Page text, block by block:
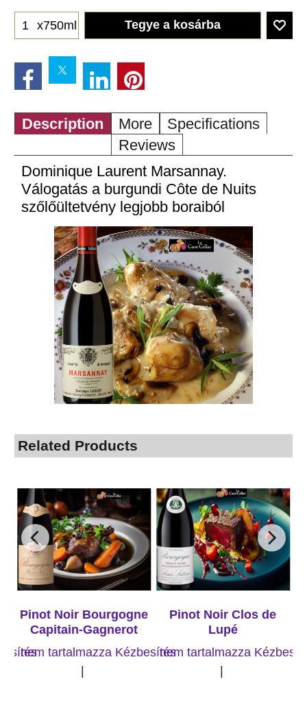
x750ml Tegye a kosárba
Description More
Specifications
Reviews
Dominique Laurent Marsannay.
Válogatás a burgundi Côte de Nuits
szőlőültetvény legjobb boraiból
Related Products
Pinot Noir Bourgogne
Capitain-Gagnerot
nem tartalmazza Kézbesítés
Pinot Noir Clos de
Lupé
nem tartalmazza